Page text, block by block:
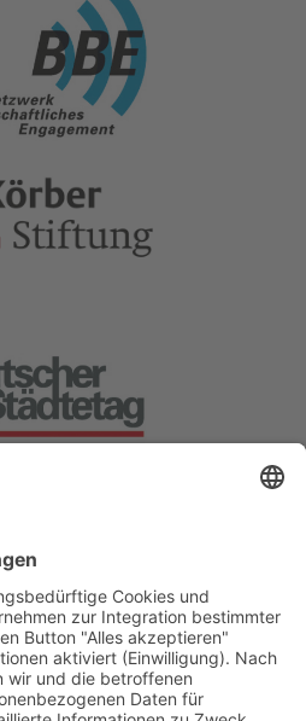
Generali
Herbert Quandt-
Stiftung.